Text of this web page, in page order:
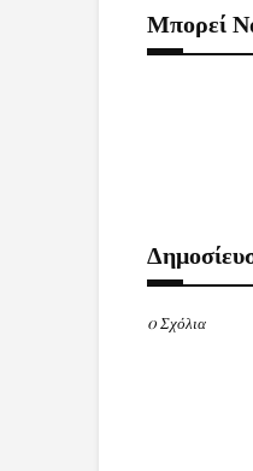
Μπορεί
0 Σχόλια